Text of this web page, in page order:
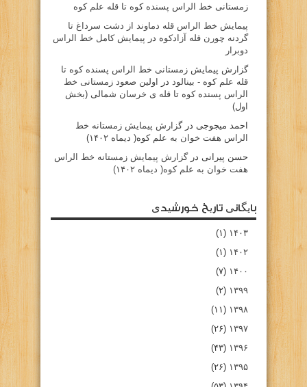
زمستانی خط الراس پسنده کوه تا قله علم کوه
پيمايش خط الراس قله دماوند از دشت سرداغ تا
گردنه چورن قله آزادكوه در پیمایش کامل خط الراس
دوبرار
گزارش پیمایش زمستانی خط الراس پسنده کوه تا
قله علم کوه - بينالود در
اولین صعود زمستانی خط
الراس پسنده کوه تا قله ی خرسان شمالی (بخش
اول)
احمد میجوجی درگزارش پیمایش زمستانه خط
الراس هفت خوان به علم کوه( دیماه ۱۴۰۲)
حسن پیرانی درگزارش پیمایش زمستانه خط الراس
هفت خوان به علم کوه( دیماه ۱۴۰۲)
بایگانی تاریخ خورشیدی
۱۴۰۳ (۱)
۱۴۰۲ (۱)
۱۴۰۰ (۷)
۱۳۹۹ (۲)
۱۳۹۸ (۱۱)
۱۳۹۷ (۲۶)
۱۳۹۶ (۴۳)
۱۳۹۵ (۲۶)